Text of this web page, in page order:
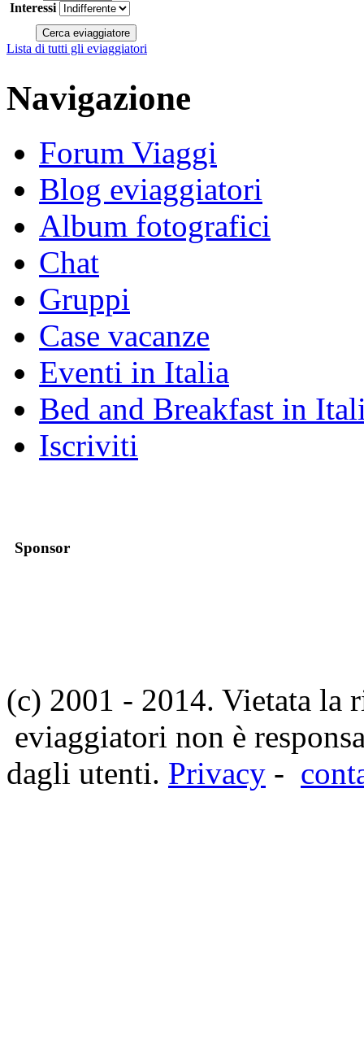
Interessi
Lista di tutti gli eviaggiatori
Navigazione
Forum Viaggi
Blog eviaggiatori
Album fotografici
Chat
Gruppi
Case vacanze
Eventi in Italia
Bed and Breakfast in
Iscriviti
Sponsor
(c) 2001 - 2014. Vietata la
eviaggiatori non è
dagli utenti. Privacy -